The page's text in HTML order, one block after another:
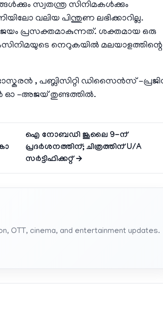
സ്വതന്ത്ര സിനിമകൾക്കും
വലിയ പിന്തുണ ലഭിക്കാറില്ല.
പ്രസക്തമാകുന്നത്. ശക്തമായ ഒരു
നെറുകയിൽ മലയാളത്തിന്റെ
, പബ്ലിസിറ്റി ഡിസൈൻസ് -
ഓ –അജയ് തുണ്ടത്തിൽ.
ഐ നോബഡി ജൂലൈ 9-ന്
പ്രദർശനത്തിന്; ചിത്രത്തിന് U/A
സർട്ടിഫിക്കറ്റ് →
OTT, cinema, and entertainment updates.